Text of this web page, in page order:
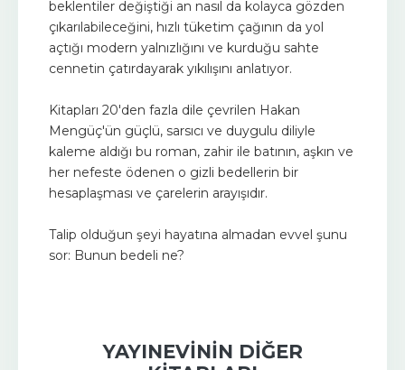
beklentiler değiştiği an nasıl da kolayca gözden
çıkarılabileceğini, hızlı tüketim çağının da yol
açtığı modern yalnızlığını ve kurduğu sahte
cennetin çatırdayarak yıkılışını anlatıyor.
Kitapları 20'den fazla dile çevrilen Hakan
Mengüç'ün güçlü, sarsıcı ve duygulu diliyle
kaleme aldığı bu roman, zahir ile batının, aşkın ve
her nefeste ödenen o gizli bedellerin bir
hesaplaşması ve çarelerin arayışıdır.
Talip olduğun şeyi hayatına almadan evvel şunu
sor: Bunun bedeli ne?
YAYINEVININ DIĞER